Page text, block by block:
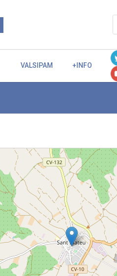
VALSIPAM +INFO